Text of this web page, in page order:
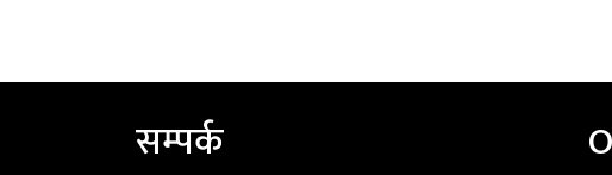
सम्पर्क